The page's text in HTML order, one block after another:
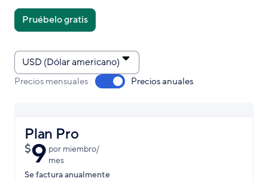
Pruébelo gratis
Precios
por
plan
Moneda
Pago
Precios mensuales Precios anuales
Plan Pro
$9 por miembro/​
mes
Se factura anualmente